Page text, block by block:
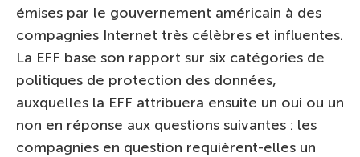
émises par le gouvernement américain à des
compagnies Internet très célèbres et influentes.
La EFF base son rapport sur six catégories de
politiques de protection des données,
auxquelles la EFF attribuera ensuite un oui ou un
non en réponse aux questions suivantes : les
compagnies en question requièrent-elles un